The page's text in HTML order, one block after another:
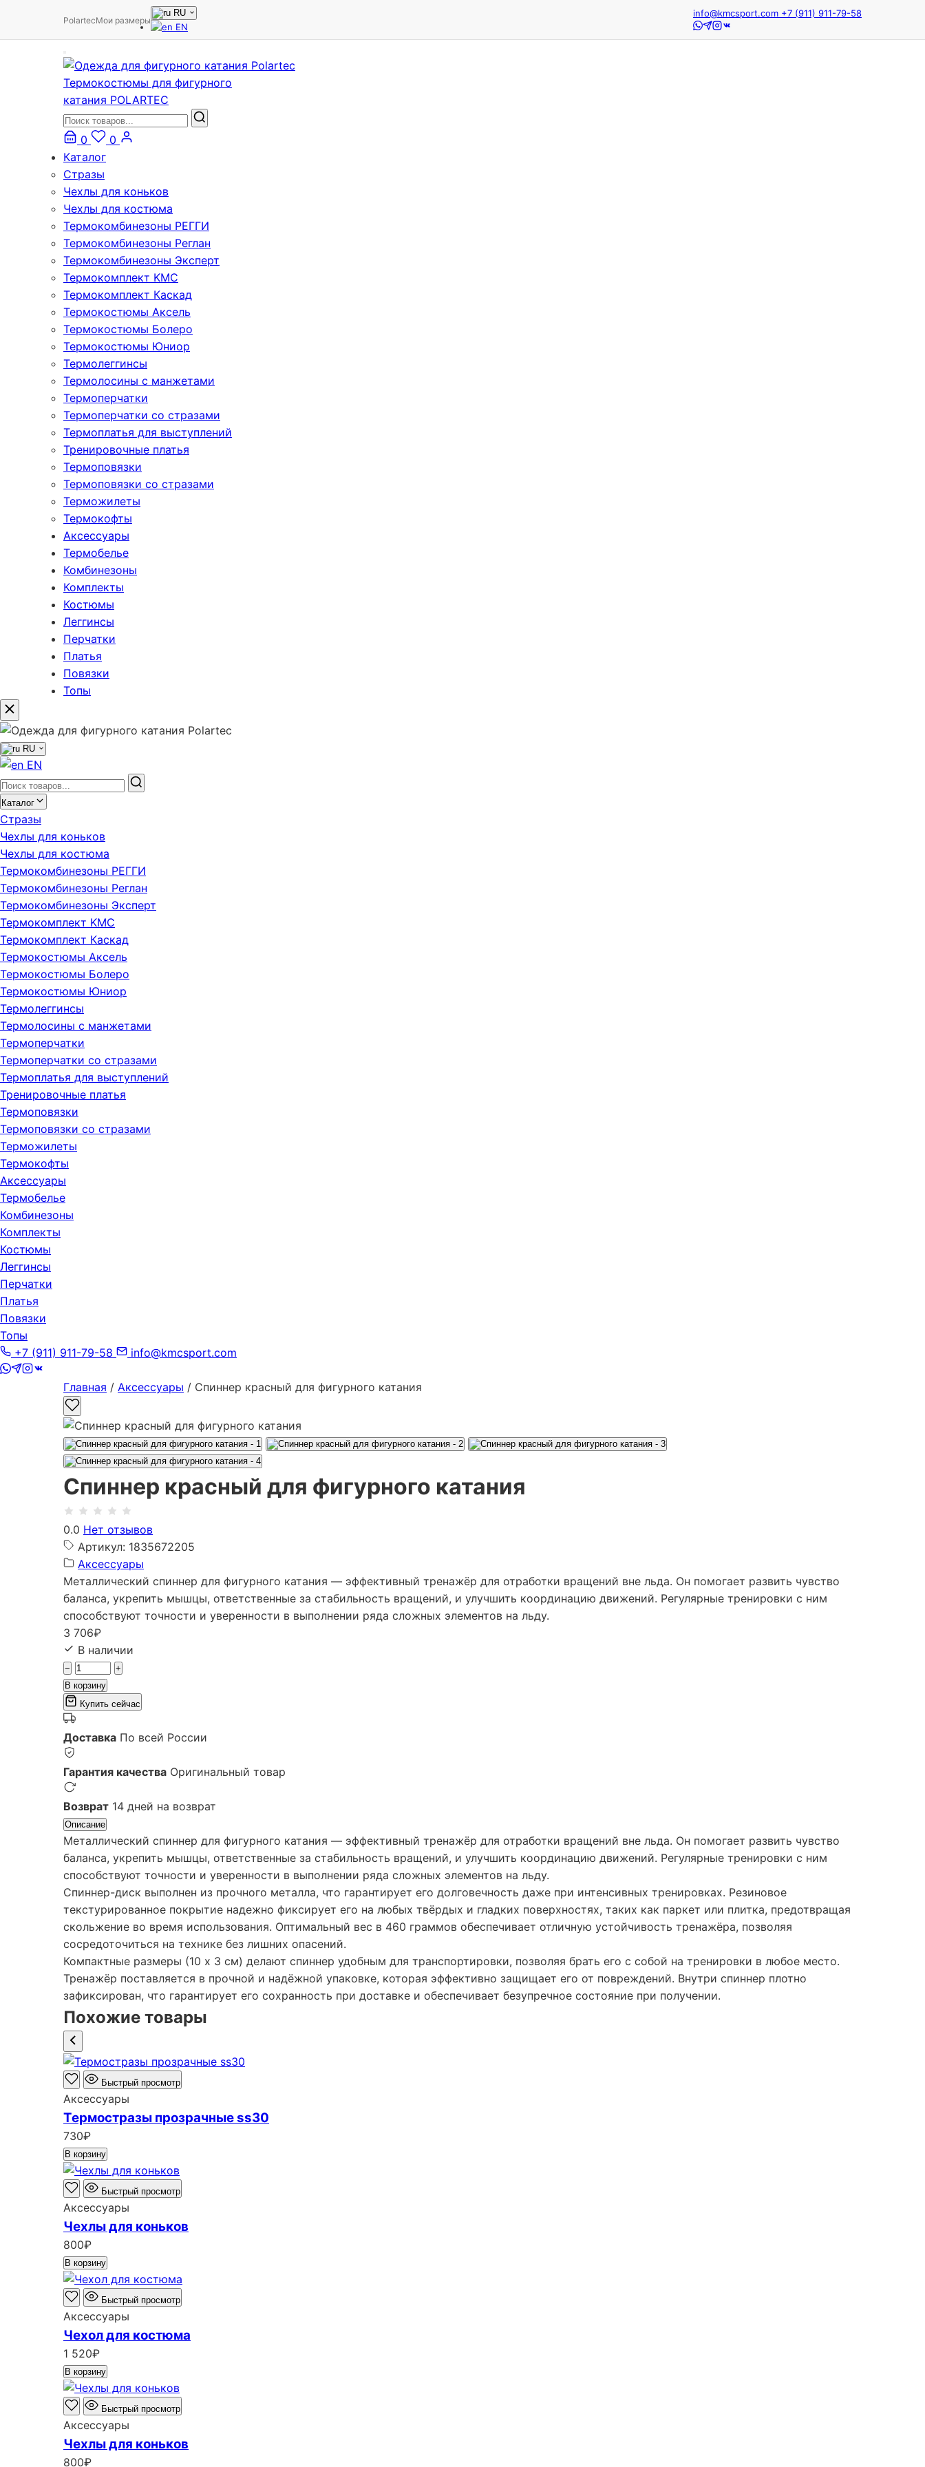
PolartecМои размеры
RU
EN
info@kmcsport.com +7 (911) 911-79-58
Термокостюмы для фигурного
катания POLARTEC
0
0
Каталог
Стразы
Чехлы для коньков
Чехлы для костюма
Термокомбинезоны РЕГГИ
Термокомбинезоны Реглан
Термокомбинезоны Эксперт
Термокомплект KMC
Термокомплект Каскад
Термокостюмы Аксель
Термокостюмы Болеро
Термокостюмы Юниор
Термолеггинсы
Термолосины с манжетами
Термоперчатки
Термоперчатки со стразами
Термоплатья для выступлений
Тренировочные платья
Термоповязки
Термоповязки со стразами
Терможилеты
Термокофты
Аксессуары
Термобелье
Комбинезоны
Комплекты
Костюмы
Леггинсы
Перчатки
Платья
Повязки
Топы
RU
EN
Каталог
Стразы
Чехлы для коньков
Чехлы для костюма
Термокомбинезоны РЕГГИ
Термокомбинезоны Реглан
Термокомбинезоны Эксперт
Термокомплект KMC
Термокомплект Каскад
Термокостюмы Аксель
Термокостюмы Болеро
Термокостюмы Юниор
Термолеггинсы
Термолосины с манжетами
Термоперчатки
Термоперчатки со стразами
Термоплатья для выступлений
Тренировочные платья
Термоповязки
Термоповязки со стразами
Терможилеты
Термокофты
Аксессуары
Термобелье
Комбинезоны
Комплекты
Костюмы
Леггинсы
Перчатки
Платья
Повязки
Топы
+7 (911) 911-79-58
info@kmcsport.com
Главная / Аксессуары / Спиннер красный для фигурного катания
Спиннер красный для фигурного катания
0.0 Нет отзывов
Артикул: 1835672205
Аксессуары
Металлический спиннер для фигурного катания — эффективный тренажёр для отработки вращений вне льда. Он помогает развить чувство
баланса, укрепить мышцы, ответственные за стабильность вращений, и улучшить координацию движений. Регулярные тренировки с ним
способствуют точности и уверенности в выполнении ряда сложных элементов на льду.
3 706₽
В наличии
−
+
В корзину
Купить сейчас
Доставка По всей России
Гарантия качества Оригинальный товар
Возврат 14 дней на возврат
Описание
Металлический спиннер для фигурного катания — эффективный тренажёр для отработки вращений вне льда. Он помогает развить чувство
баланса, укрепить мышцы, ответственные за стабильность вращений, и улучшить координацию движений. Регулярные тренировки с ним
способствуют точности и уверенности в выполнении ряда сложных элементов на льду.
Спиннер-диск выполнен из прочного металла, что гарантирует его долговечность даже при интенсивных тренировках. Резиновое
текстурированное покрытие надежно фиксирует его на любых твёрдых и гладких поверхностях, таких как паркет или плитка, предотвращая
скольжение во время использования. Оптимальный вес в 460 граммов обеспечивает отличную устойчивость тренажёра, позволяя
сосредоточиться на технике без лишних опасений.
Компактные размеры (10 x 3 см) делают спиннер удобным для транспортировки, позволяя брать его с собой на тренировки в любое место.
Тренажёр поставляется в прочной и надёжной упаковке, которая эффективно защищает его от повреждений. Внутри спиннер плотно
зафиксирован, что гарантирует его сохранность при доставке и обеспечивает безупречное состояние при получении.
Похожие товары
Быстрый просмотр
Аксессуары
Термостразы прозрачные ss30
730₽
В корзину
Быстрый просмотр
Аксессуары
Чехлы для коньков
800₽
В корзину
Быстрый просмотр
Аксессуары
Чехол для костюма
1 520₽
В корзину
Быстрый просмотр
Аксессуары
Чехлы для коньков
800₽